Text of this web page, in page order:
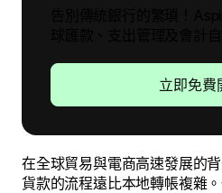
立即免費
在全球貿易與電商高速發展的
貨款的流程遠比本地轉帳複雜